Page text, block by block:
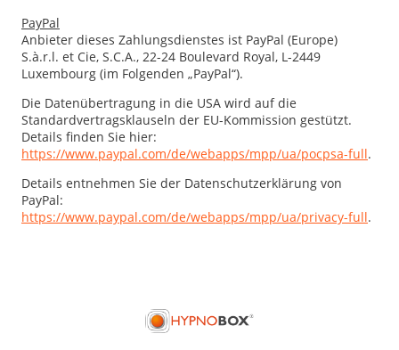
PayPal
Anbieter dieses Zahlungsdienstes ist PayPal (Europe)
S.à.r.l. et Cie, S.C.A., 22-24 Boulevard Royal, L-2449
Luxembourg (im Folgenden „PayPal“).
Die Datenübertragung in die USA wird auf die
Standardvertragsklauseln der EU-Kommission gestützt.
Details finden Sie hier:
https://www.paypal.com/de/webapps/mpp/ua/pocpsa-full.
Details entnehmen Sie der Datenschutzerklärung von
PayPal:
https://www.paypal.com/de/webapps/mpp/ua/privacy-full.